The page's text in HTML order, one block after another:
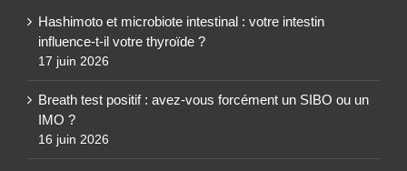
Hashimoto et microbiote intestinal : votre intestin
influence-t-il votre thyroïde ?
17 juin 2026
Breath test positif : avez-vous forcément un SIBO ou un
IMO ?
16 juin 2026